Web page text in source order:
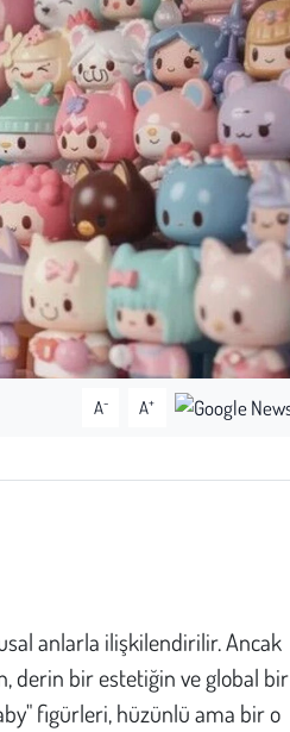
A- A+
anlarla ilişkilendirilir. Ancak
derin bir estetiğin ve global bir
figürleri, hüzünlü ama bir o